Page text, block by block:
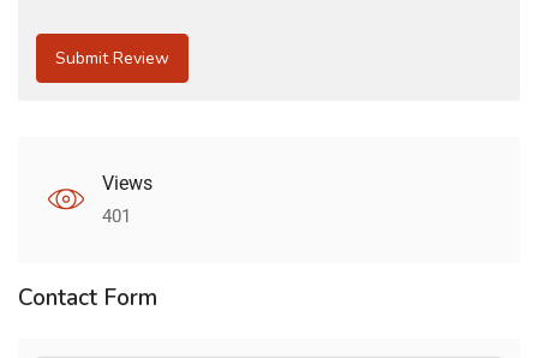
Views
401
Contact Form